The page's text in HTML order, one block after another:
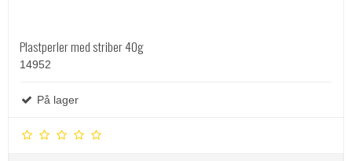
Plastperler med striber 40g
14952
På lager